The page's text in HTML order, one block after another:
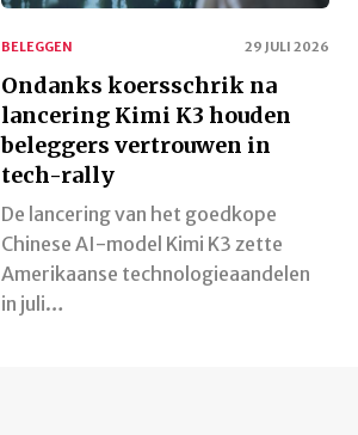
BELEGGEN 29 JULI 2026
Ondanks koersschrik na
lancering Kimi K3 houden
beleggers vertrouwen in
tech-rally
De lancering van het goedkope
Chinese AI-model Kimi K3 zette
Amerikaanse technologieaandelen
in juli…